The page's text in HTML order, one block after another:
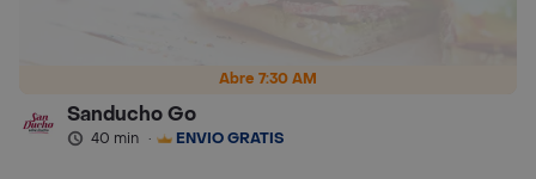
Abre 7:30 AM
Sanducho Go
40 min · ENVÍO GRATIS